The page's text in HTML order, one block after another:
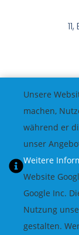
Unsere
machen,
während er
unser
Weitere
Website
Google Inc.
Nutzung
gestalten.